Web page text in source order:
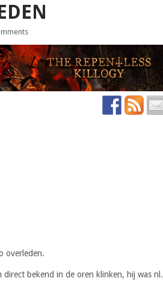
overleden.
direct bekend in de oren klinken, hij was nl.